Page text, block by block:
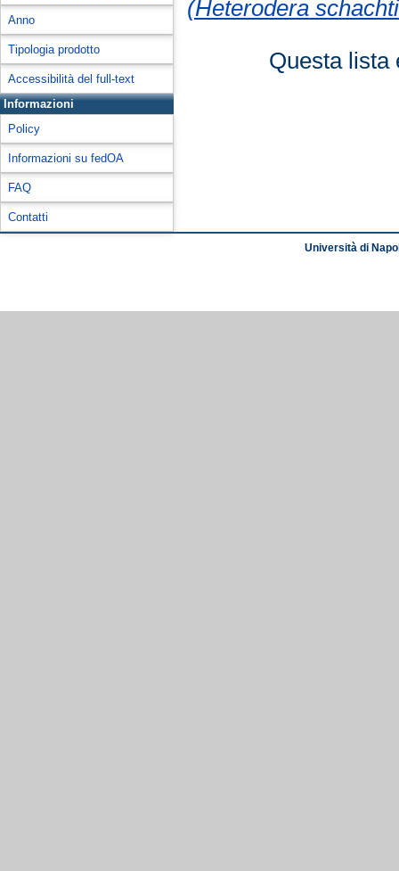
Anno
Tipologia prodotto
Accessibilità del full-text
Informazioni
Policy
Informazioni su fedOA
FAQ
Contatti
(Heterodera
Questa lista
Università di